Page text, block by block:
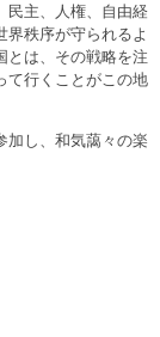
民主、人権、自由経
秩序が守られるよ
とは、その戦略を注
て行くことがこの地
加し、和気藹々の楽